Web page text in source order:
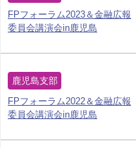
FPフォーラム2023＆金融広報
委員会講演会in鹿児島
鹿児島支部
FPフォーラム2022＆金融広報
委員会講演会in鹿児島